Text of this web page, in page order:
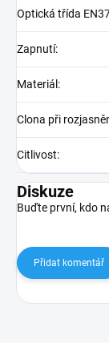
Optická třída
Zapnutí:
Materiál :
Clona při
Citlivost:
Diskuze
Buďte první, kdo
Přidat komentář